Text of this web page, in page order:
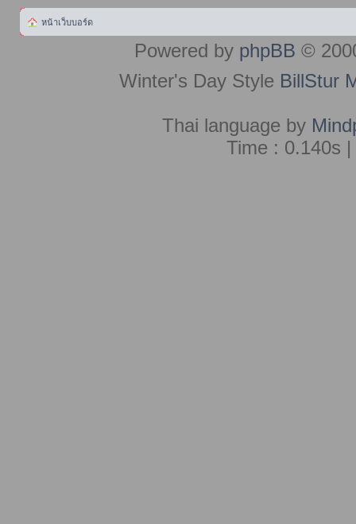
หน้าเว็บบอร์ด
Powered by phpBB ©
Winter's Day Style BillStur
Thai language by
Time : 0.140s